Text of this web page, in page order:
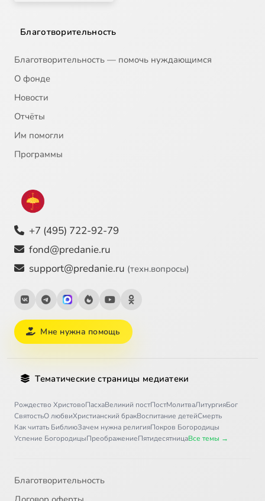
Благотворительность
Благотворительность — помочь нуждающимся
О фонде
Новости
Отчёты
Им помогли
Программы
+7 (495) 722-92-79
fond@predanie.ru
support@predanie.ru (техн.вопросы)
Мне нужна помощь
Тематические страницы медиатеки
Рождество ХристовоПасхаВеликий постПостМолитваЛитургияБог
СвятостьО любвиХристианский бракВоспитание детейСмерть
Как читать БиблиюЗачем нужна религияПокров Богородицы
Успение БогородицыПреображениеПятидесятницаВсе темы →
Благотворительность